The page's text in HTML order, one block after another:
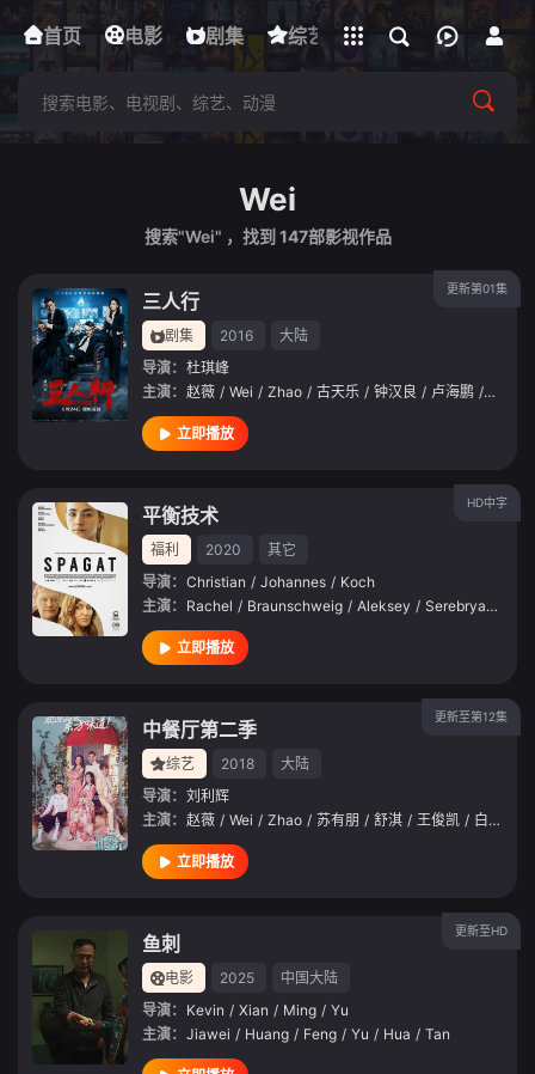
首页 电影 剧集 综艺 动漫 短剧
下载客户端
立即登录
Wei
搜索"Wei" ，找到 147部影视作品
更新第01集
三人行
剧集 2016
大陆
导演： 杜琪峰
主演： 赵薇 / Wei / Zhao / 古天乐 / 钟汉良 / 卢海鹏 / 林雪
立即播放
HD中字
平衡技术
福利 2020
其它
导演： Christian / Johannes / Koch
主演： Rachel / Braunschweig / Aleksey / Serebryakov
立即播放
更新至第12集
中餐厅第二季
综艺 2018
大陆
导演： 刘利辉
主演： 赵薇 / Wei / Zhao / 苏有朋 / 舒淇 / 王俊凯 / 白举纲
立即播放
更新至HD
鱼刺
电影 2025
中国大陆
导演： Kevin / Xian / Ming / Yu
主演： Jiawei / Huang / Feng / Yu / Hua / Tan